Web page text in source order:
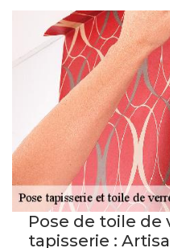
Pose de toile de
tapisserie :